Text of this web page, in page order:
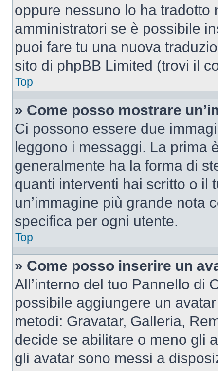
oppure nessuno lo ha
amministratori se è possibile
puoi fare tu una nuova
sito di phpBB Limited (trovi il
Top
» Come posso mostrare
Ci possono essere due
leggono i messaggi. La prima
generalmente ha la forma di
quanti interventi hai scritto o il
un’immagine più grande nota
specifica per ogni utente.
Top
» Come posso inserire un
All’interno del tuo Pannello di
possibile aggiungere un
metodi: Gravatar, Galleria,
decide se abilitare o meno gli
gli avatar sono messi a